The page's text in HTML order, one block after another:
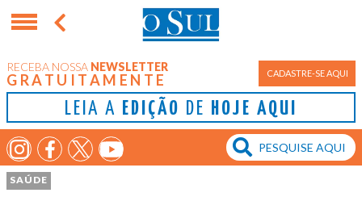
RECEBA NOSSA NEWSLETTER
GRATUITAMENTE CADASTRE-SE AQUI
LEIA A EDIÇÃO DE HOJE AQUI
SAÚDE